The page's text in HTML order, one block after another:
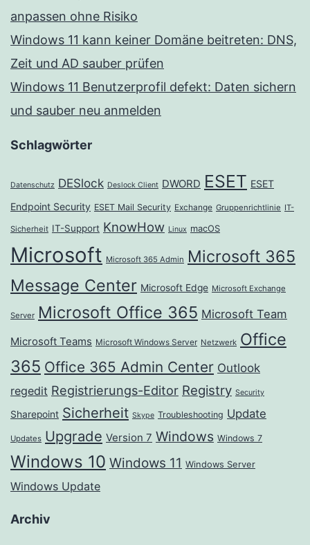
anpassen ohne Risiko
Windows 11 kann keiner Domäne beitreten: DNS,
Zeit und AD sauber prüfen
Windows 11 Benutzerprofil defekt: Daten sichern
und sauber neu anmelden
Schlagwörter
Datenschutz DESlock Deslock Client DWORD ESET ESET
Endpoint Security ESET Mail Security Exchange Gruppenrichtlinie IT-
Sicherheit IT-Support KnowHow Linux macOS
Microsoft Microsoft 365 Admin Microsoft 365
Message Center Microsoft Edge Microsoft Exchange
Server Microsoft Office 365 Microsoft Team
Microsoft Teams Microsoft Windows Server Netzwerk Office
365 Office 365 Admin Center Outlook
regedit Registrierungs-Editor Registry Security
Sharepoint Sicherheit Skype Troubleshooting Update
Updates Upgrade Version 7 Windows Windows 7
Windows 10 Windows 11 Windows Server
Windows Update
Archiv